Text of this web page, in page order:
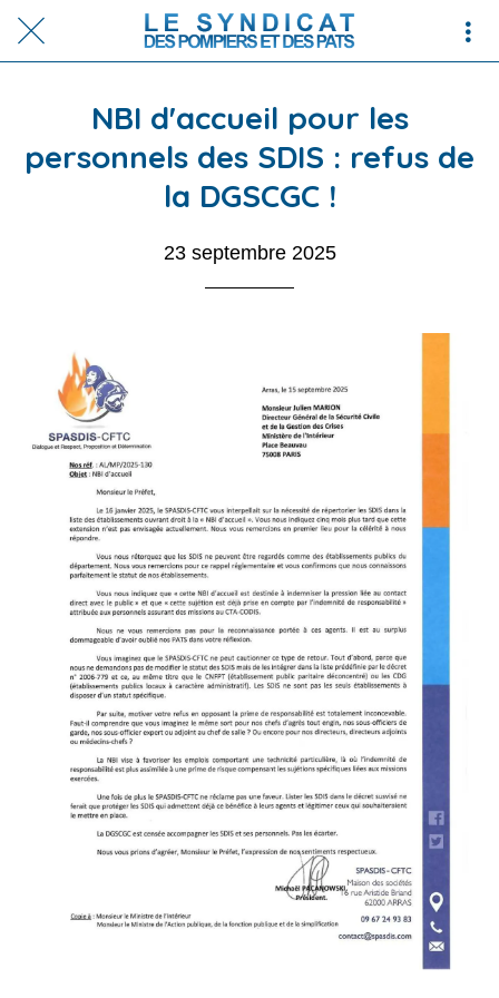
NBI d'accueil pour les
personnels des SDIS : refus de
la DGSCGC !
23 septembre 2025